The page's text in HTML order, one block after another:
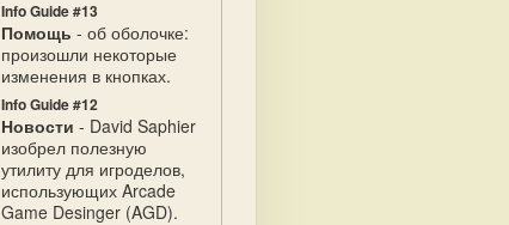
Info Guide #13
Помощь - об оболочке:
произошли некоторые
изменения в кнопках.
Info Guide #12
Новости - David Saphier
изобрел полезную
утилиту для игроделов,
использующих Arcade
Game Desinger (AGD).